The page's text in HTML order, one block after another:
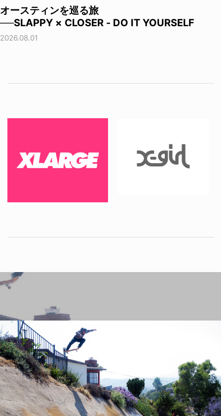
オースティンを巡る旅
──SLAPPY × CLOSER - DO IT YOURSELF
2026.08.01